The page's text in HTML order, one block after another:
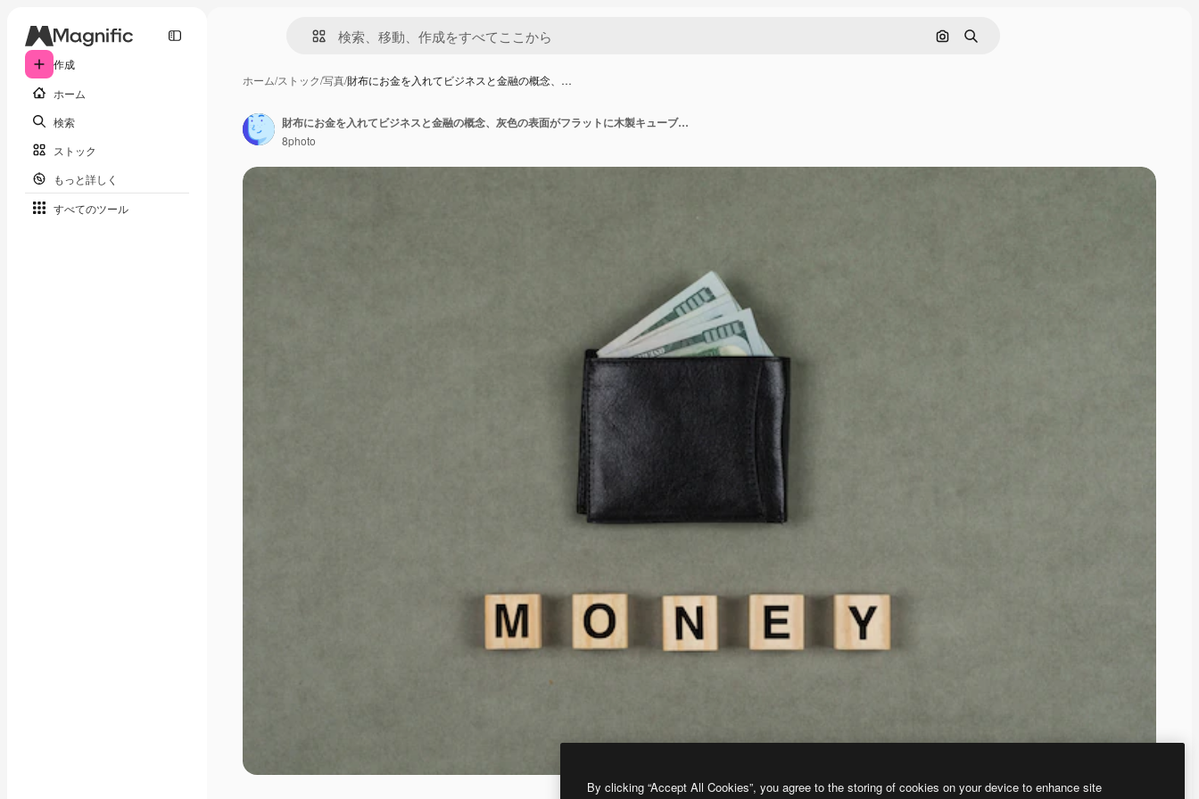
作成
ホーム
検索
ストック
もっと詳しく
すべてのツール
画像で検索
検索
ホーム/ストック/写真/財布にお金を入れてビジネスと金融の概念、…
財布にお金を入れてビジネスと金融の概念、灰色の表面がフラットに木製キューブを置きます。
8photo
By clicking “Accept All Cookies”, you agree to the storing of cookies on your device to enhance site